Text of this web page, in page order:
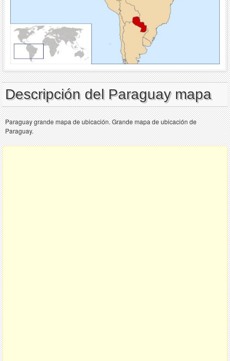
Descripción del Paraguay mapa
Paraguay grande mapa de ubicación. Grande mapa de ubicación de
Paraguay.